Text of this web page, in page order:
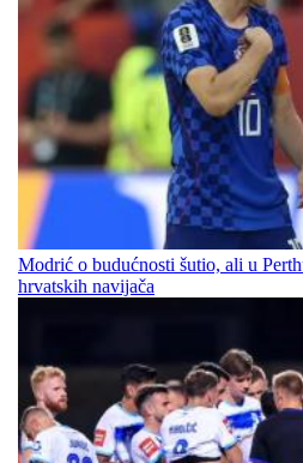
Modrić o budućnosti šutio, ali u
hrvatskih navijača